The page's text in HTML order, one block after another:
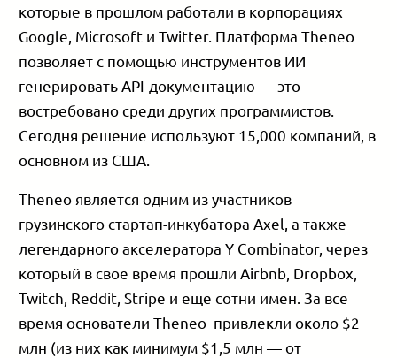
которые в прошлом работали в корпорациях
Google, Microsoft и Twitter. Платформа Theneo
позволяет с помощью инструментов ИИ
генерировать API-документацию — это
востребовано среди других программистов.
Сегодня решение используют 15,000 компаний, в
основном из США.
Theneo является одним из участников
грузинского стартап-инкубатора Axel, а также
легендарного акселератора Y Combinator, через
который в свое время прошли Airbnb, Dropbox,
Twitch, Reddit, Stripe и еще сотни имен. За все
время основатели Theneo привлекли около $2
млн (из них как минимум $1,5 млн — от